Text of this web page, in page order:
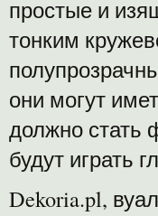
простые и
тонким
они могут
должно стать
будут играть
Dekoria.pl,